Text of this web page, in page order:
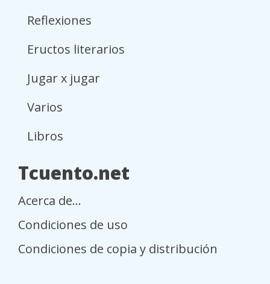
Reflexiones
Eructos literarios
Jugar x jugar
Varios
Libros
Tcuento.net
Acerca de...
Condiciones de uso
Condiciones de copia y distribución